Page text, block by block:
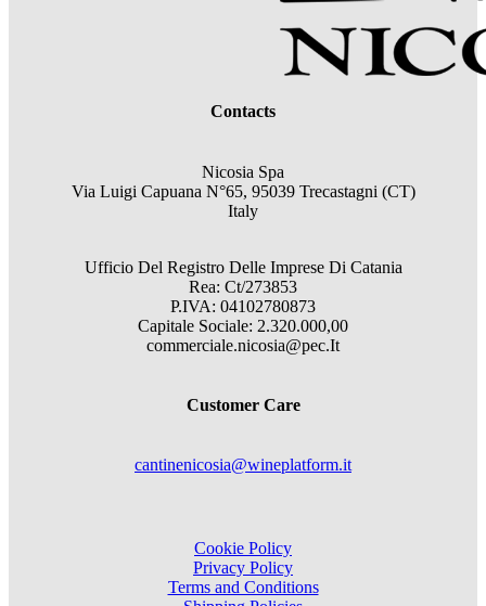
Contacts
Nicosia Spa
Via Luigi Capuana N°65, 95039 Trecastagni (CT)
Italy
Ufficio Del Registro Delle Imprese Di Catania
Rea: Ct/273853
P.IVA: 04102780873
Capitale Sociale: 2.320.000,00
commerciale.nicosia@pec.It
Customer Care
cantinenicosia@wineplatform.it
Cookie Policy
Privacy Policy
Terms and Conditions